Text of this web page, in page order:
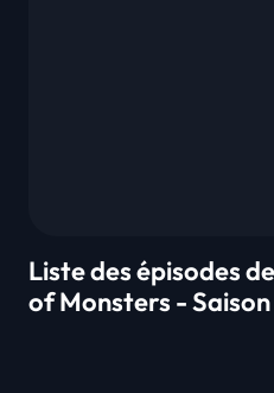
Liste des épisodes
of Monsters - Saison